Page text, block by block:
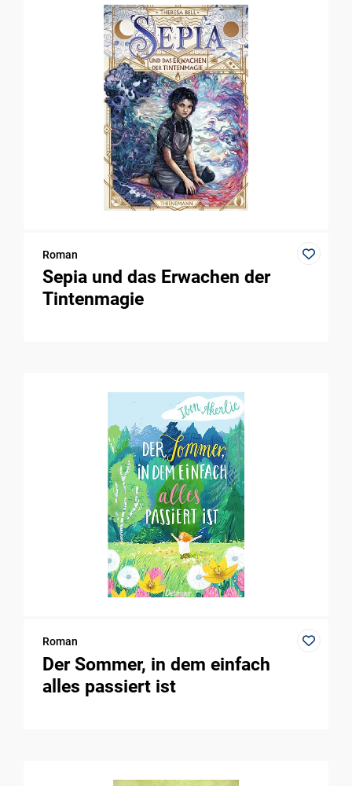
Roman
Sepia und das Erwachen der
Tintenmagie
Roman
Der Sommer, in dem einfach
alles passiert ist